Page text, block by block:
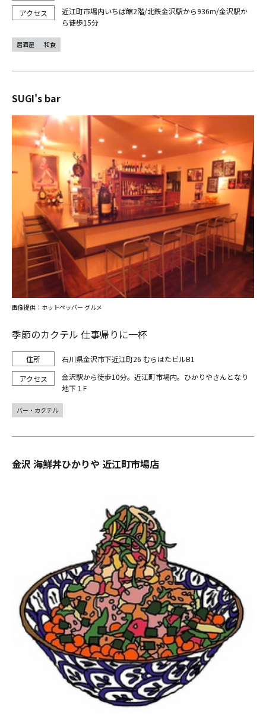
近江町市場内いちば館2階/北鉄金沢駅から936m/金沢駅か
ら徒歩15分
居酒屋 和食
SUGI's bar
季節のカクテル 仕事帰りに一杯
石川県金沢市下近江町26 むらはたビルB1
金沢駅から徒歩10分。近江町市場内。ひかりやさんとなり
地下１F
画像提供：ホットペッパー グルメ
バー・カクテル
金沢 海鮮丼ひかりや 近江町市場店